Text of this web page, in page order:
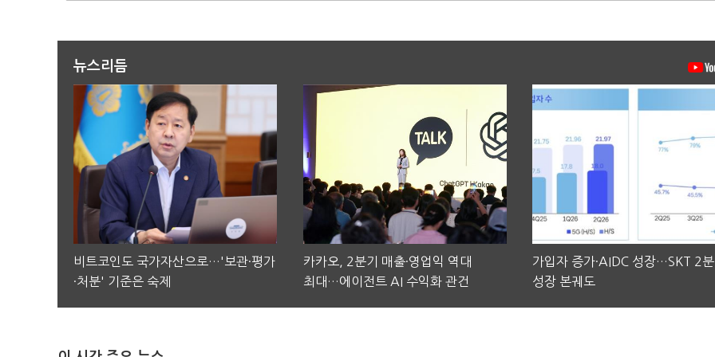
뉴스리듬
비트코인도 국가자산으로…'보관·평가
·처분' 기준은 숙제
카카오, 2분기 매출·영업익 역대
최대…에이전트 AI 수익화 관건
가입자 증가·AIDC 성장…SKT 2
성장 본궤도